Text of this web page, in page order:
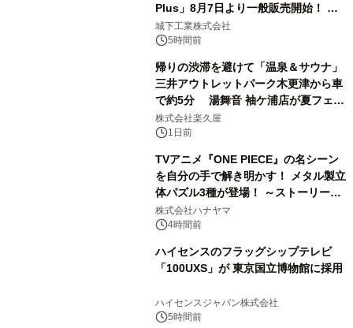
Plus」8月7日より一般販売開始！ ケ
ーブル1本つなぐだけ、テレビの音が
ぐっと豊かに
城下工業株式会社
5時間前
帰りの渋滞を避けて「温泉＆サウナ」
三井アウトレットパーク木更津から車
で約5分 湯舞音 袖ケ浦店が夏フェア
メニューを提供
株式会社楽久屋
1日前
TVアニメ『ONE PIECE』の名シーン
を自分の手で解き明かす！ メタル製立
体パズル3種が登場！ ～ストーリーと
ギミックが融合した 大人の体験型パズ
ルが8月7日(金)12時より先行予約受付
株式会社ハナヤマ
4時間前
ハイセンスのフラッグシップテレビ
「100UXS」が 東京国立博物館に採用
ハイセンスジャパン株式会社
5時間前